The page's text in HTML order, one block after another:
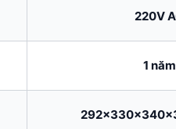
220V
1 năm